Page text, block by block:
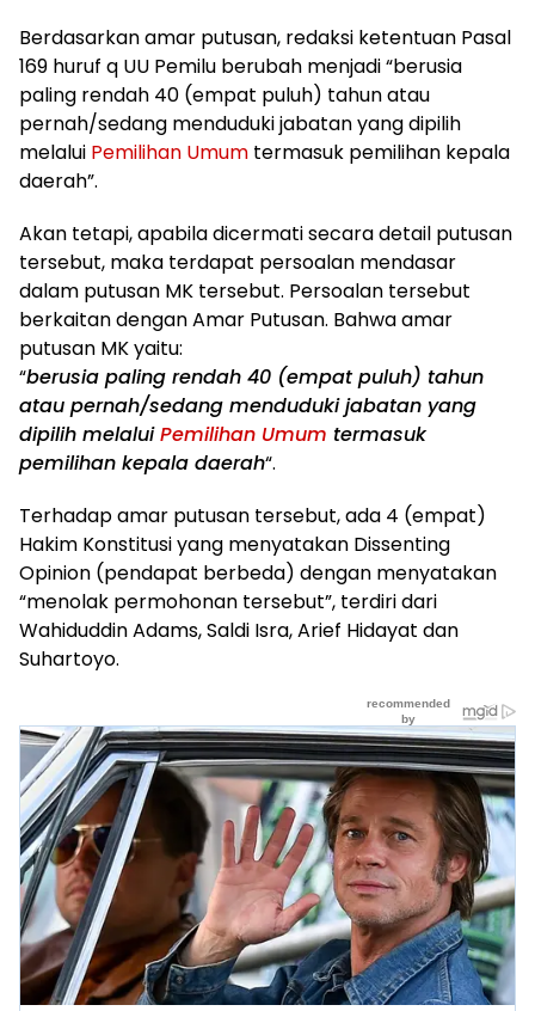
Berdasarkan amar putusan, redaksi ketentuan Pasal
169 huruf q UU Pemilu berubah menjadi “berusia
paling rendah 40 (empat puluh) tahun atau
pernah/sedang menduduki jabatan yang dipilih
melalui Pemilihan Umum termasuk pemilihan kepala
daerah”.
Akan tetapi, apabila dicermati secara detail putusan
tersebut, maka terdapat persoalan mendasar
dalam putusan MK tersebut. Persoalan tersebut
berkaitan dengan Amar Putusan. Bahwa amar
putusan MK yaitu:
“berusia paling rendah 40 (empat puluh) tahun
atau pernah/sedang menduduki jabatan yang
dipilih melaluiPemilihan Umum termasuk
pemilihan kepala daerah“.
Terhadap amar putusan tersebut, ada 4 (empat)
Hakim Konstitusi yang menyatakan Dissenting
Opinion (pendapat berbeda) dengan menyatakan
“menolak permohonan tersebut”, terdiri dari
Wahiduddin Adams, Saldi Isra, Arief Hidayat dan
Suhartoyo.